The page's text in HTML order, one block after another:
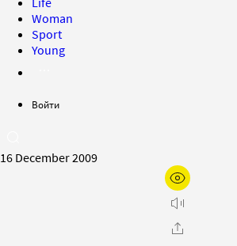
Woman
Sport
Young
Войти
16 December 2009